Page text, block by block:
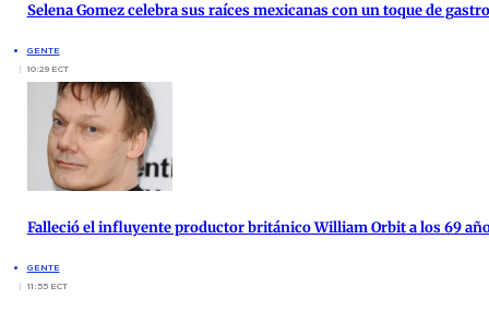
Selena Gomez celebra sus raíces mexicanas con un toque de
GENTE
10:29 ECT
Falleció el influyente productor británico William Orbit a los 69
GENTE
11:55 ECT